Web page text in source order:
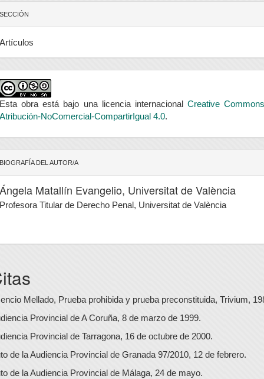
SECCIÓN
Artículos
Esta obra está bajo una licencia internacional Creative Commons
Atribución-NoComercial-CompartirIgual 4.0.
BIOGRAFÍA DEL AUTOR/A
Ángela Matallín Evangelio, Universitat de València
Profesora Titular de Derecho Penal, Universitat de València
Mellado, Prueba prohibida y prueba preconstituida, Trivium,
Provincial de A Coruña, 8 de marzo de 1999.
Provincial de Tarragona, 16 de octubre de 2000.
de la Audiencia Provincial de Granada 97/2010, 12 de febrero.
de la Audiencia Provincial de Málaga, 24 de mayo.